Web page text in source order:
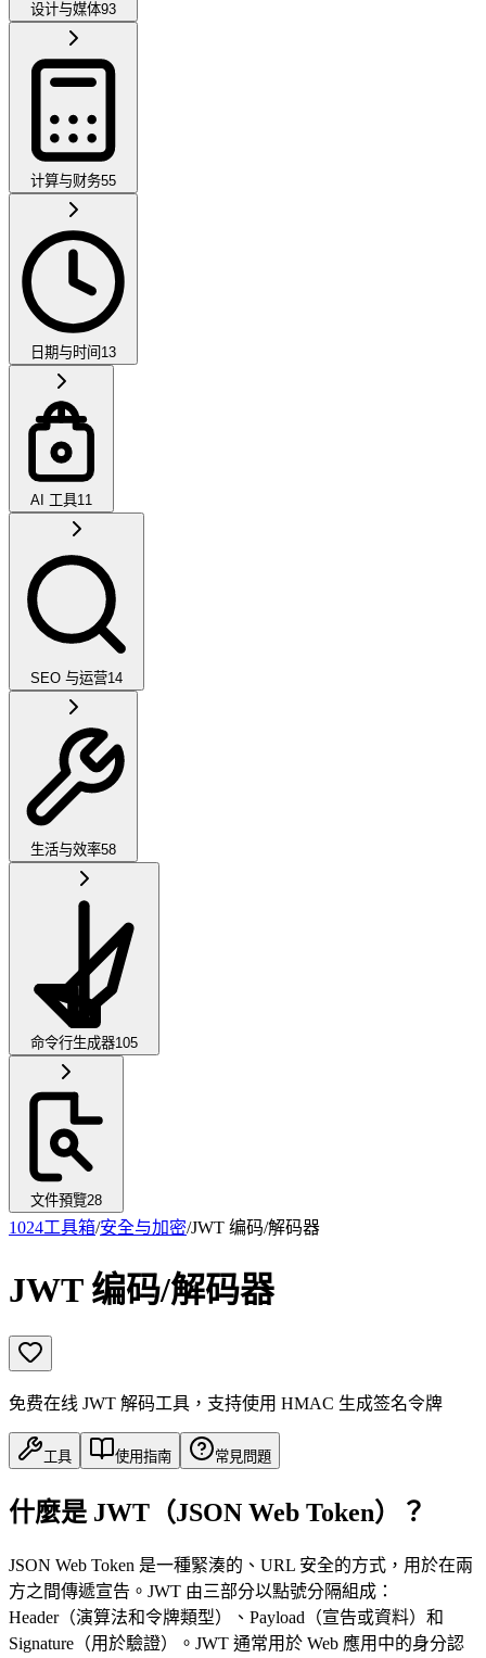
设计与媒体93
计算与财务55
日期与时间 13
AI 工具11
SEO 与运营14
生活与效率58
命令行生成器105
文件預覽28
1024工具箱/安全与加密/JWT 编码/解码器
JWT 编码/解码器
免费在线 JWT 解码工具，支持使用 HMAC 生成签名令牌
工具 使用指南 常見問題
什麼是 JWT（JSON Web Token）？
JSON Web Token 是一種緊湊的、URL 安全的方式，用於在兩
方之間傳遞宣告。JWT 由三部分以點號分隔組成：
Header（演算法和令牌類型）、Payload（宣告或資料）和
Signature（用於驗證）。JWT 通常用於 Web 應用中的身分認